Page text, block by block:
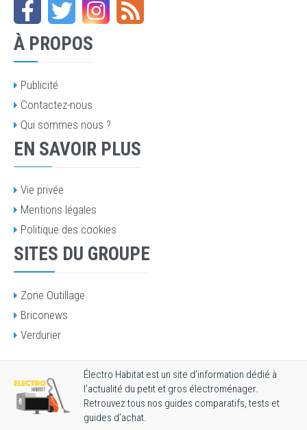
À PROPOS
Publicité
Contactez-nous
Qui sommes nous ?
EN SAVOIR PLUS
Vie privée
Mentions légales
Politique des cookies
SITES DU GROUPE
Zone Outillage
Briconews
Verdurier
Électro Habitat est un site d’information dédié à
l’actualité du petit et gros électroménager.
Retrouvez tous nos guides comparatifs, tests et
guides d’achat.